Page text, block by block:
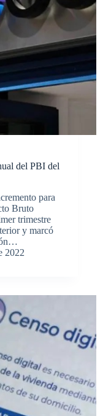
del PBI del
para
Bruto
trimestre
y marcó
2022